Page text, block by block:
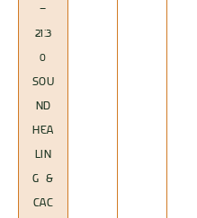
–
21:3
0
SOU
ND
HEA
LIN
G &
CAC